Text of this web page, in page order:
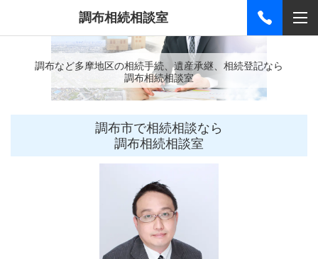
調布相続相談室
調布など多摩地区の相続手続、遺産承継、相続登記なら
調布相続相談室
調布市で相続相談なら
調布相続相談室